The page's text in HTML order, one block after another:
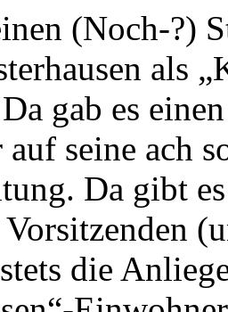
(Noch-?)
als
gab es
auf seine ach
Da gibt
die